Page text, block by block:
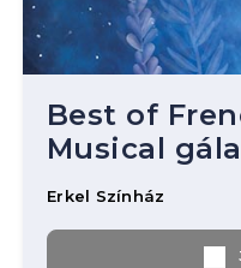
Best of
Musical gála
Erkel Színház